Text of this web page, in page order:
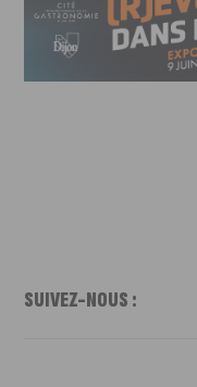
SUIVEZ-NOUS :